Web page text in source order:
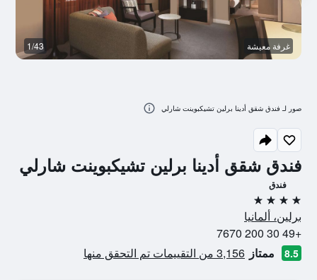
فندق شقق أدينا برلين تشيكبوينت شارلي
فندق
4 نجوم
برلين، ألمانيا
+49 30 200 7670
8.5 ممتاز 3,156 من التقييمات تم التحقق منها
غرفة معيشة 1/43
صور لـ فندق شقق أدينا برلين تشيكبوينت شارلي